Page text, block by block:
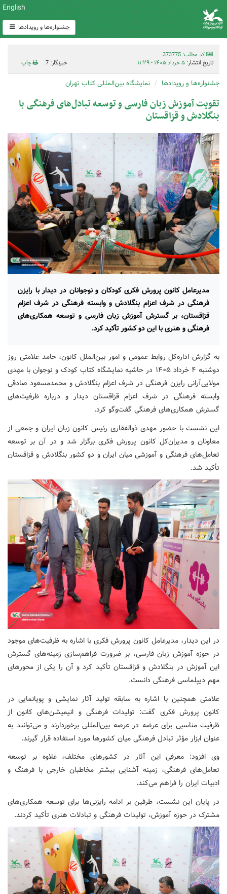
English
جشنواره‌ها و رویدادها
کد مطلب: 373775
تاریخ انتشار: ۵ خرداد ۱۴۰۵ - ۱۱:۲۹ خبرنگار: 7 چاپ
جشنواره‌ها و رویدادها نمایشگاه بین‌المللی کتاب تهران
تقویت آموزش زبان فارسی و توسعه تبادل‌های فرهنگی با
بنگلادش و قزاقستان
مدیرعامل کانون پرورش فکری کودکان و نوجوانان در دیدار با رایزن
فرهنگی در شرف اعزام بنگلادش و وابسته فرهنگی در شرف اعزام
قزاقستان، بر گسترش آموزش زبان فارسی و توسعه همکاری‌های
فرهنگی و هنری با این دو کشور تأکید کرد.
به گزارش اداره‌کل روابط عمومی و امور بین‌الملل کانون، حامد علامتی روز
دوشنبه ۴ خرداد ۱۴۰۵ در حاشیه نمایشگاه کتاب کودک و نوجوان با مهدی
مولایی‌آرانی رایزن فرهنگی در شرف اعزام بنگلادش و محمدمسعود صادقی
وابسته فرهنگی در شرف اعزام قزاقستان دیدار و درباره ظرفیت‌های
گسترش همکاری‌های فرهنگی گفت‌وگو کرد.
این نشست با حضور مهدی ذوالفقاری رئیس کانون زبان ایران و جمعی از
معاونان و مدیران‌کل کانون پرورش فکری برگزار شد و در آن بر توسعه
تعامل‌های فرهنگی و آموزشی میان ایران و دو کشور بنگلادش و قزاقستان
تأکید شد.
در این دیدار، مدیرعامل کانون پرورش فکری با اشاره به ظرفیت‌های موجود
در حوزه آموزش زبان فارسی، بر ضرورت فراهم‌سازی زمینه‌های گسترش
این آموزش در بنگلادش و قزاقستان تأکید کرد و آن را یکی از محورهای
مهم دیپلماسی فرهنگی دانست.
علامتی همچنین با اشاره به سابقه تولید آثار نمایشی و پویانمایی در
کانون پرورش فکری گفت: تولیدات فرهنگی و انیمیشن‌های کانون از
ظرفیت مناسبی برای عرضه در عرصه بین‌المللی برخوردارند و می‌توانند به
عنوان ابزار مؤثر تبادل فرهنگی میان کشورها مورد استفاده قرار گیرند.
وی افزود: معرفی این آثار در کشورهای مختلف، علاوه بر توسعه
تعامل‌های فرهنگی، زمینه آشنایی بیشتر مخاطبان خارجی با فرهنگ و
ادبیات ایران را فراهم می‌کند.
در پایان این نشست، طرفین بر ادامه رایزنی‌ها برای توسعه همکاری‌های
مشترک در حوزه آموزش، تولیدات فرهنگی و تبادلات هنری تأکید کردند.